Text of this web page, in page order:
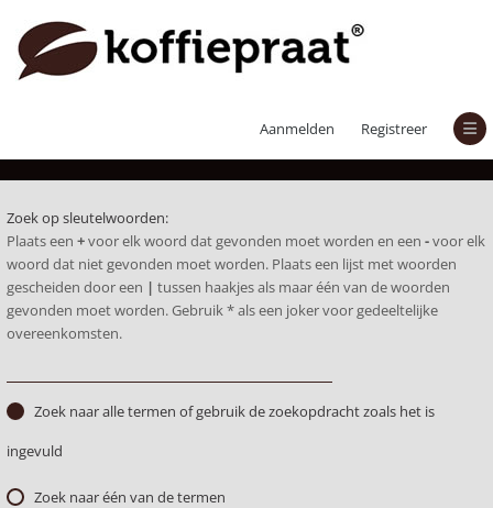
Aanmelden Registreer
Zoek op sleutelwoorden:
Plaats een +voor elk woord dat gevonden moet worden en een -voor elk
woord dat niet gevonden moet worden. Plaats een lijst met woorden
gescheiden door een | tussen haakjes als maar één van de woorden
gevonden moet worden. Gebruik * als een joker voor gedeeltelijke
overeenkomsten.
Zoek naar alle termen of gebruik de zoekopdracht zoals het is
ingevuld
Zoek naar één van de termen